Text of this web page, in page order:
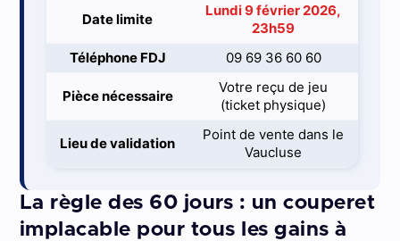
Date limite
Lundi 9 février 2026,
23h59
Téléphone FDJ
09 69 36 60 60
Pièce nécessaire
Votre reçu de jeu
(ticket physique)
Lieu de validation
Point de vente dans le
Vaucluse
La règle des 60 jours : un couperet
implacable pour tous les gains à